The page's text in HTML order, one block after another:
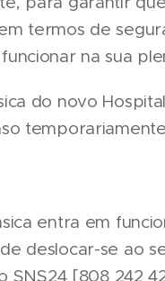
termos de
na sua
do novo
entra em
deslocar-se ao
SNS24 [808 242